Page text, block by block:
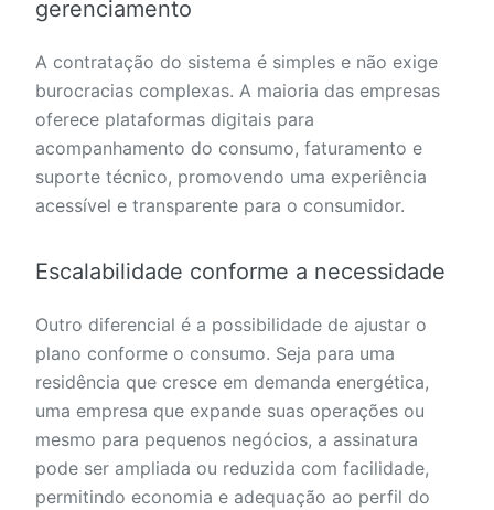
gerenciamento
A contratação do sistema é simples e não exige
burocracias complexas. A maioria das empresas
oferece plataformas digitais para
acompanhamento do consumo, faturamento e
suporte técnico, promovendo uma experiência
acessível e transparente para o consumidor.
Escalabilidade conforme a necessidade
Outro diferencial é a possibilidade de ajustar o
plano conforme o consumo. Seja para uma
residência que cresce em demanda energética,
uma empresa que expande suas operações ou
mesmo para pequenos negócios, a assinatura
pode ser ampliada ou reduzida com facilidade,
permitindo economia e adequação ao perfil do